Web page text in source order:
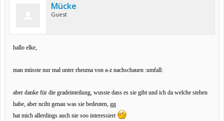
Mücke
Guest
hallo elke,
man müsste nur mal unter rheuma von a-z nachschauen :umfall:
aber danke für die gradeinteilung, wusste dass es sie gibt und ich da welche stehen
habe, aber nciht genau was sie bedeuten, gg
hat mich allerdings auch nie soo interessiert